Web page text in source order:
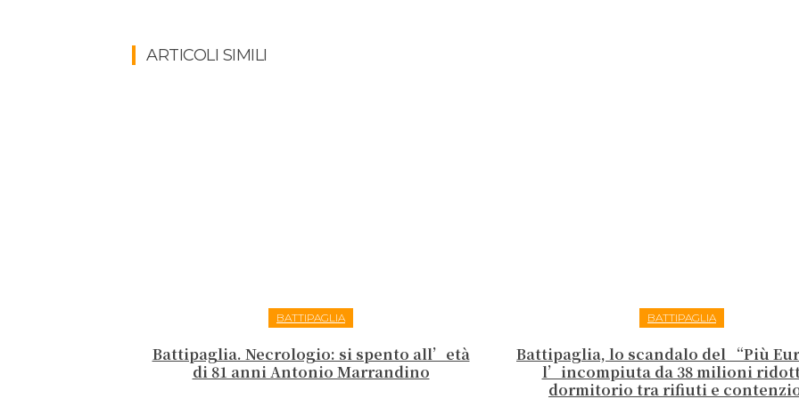
ARTICOLI SIMILI
BATTIPAGLIA
Battipaglia. Necrologio: si spento all’età
di 81 anni Antonio Marrandino
BATTIPAGLIA
Battipaglia, lo scandalo del “Più
l’incompiuta da 38 milioni
dormitorio tra rifiuti e